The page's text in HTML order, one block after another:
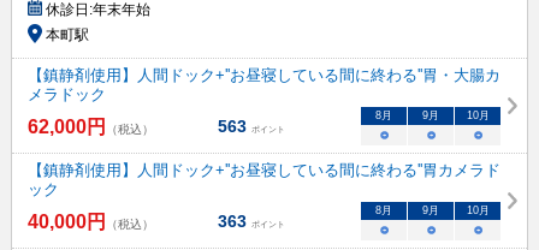
休診日:年末年始
本町駅
【鎮静剤使用】人間ドック+''お昼寝している間に終わる''胃・大腸カ
メラドック
62,000円 （税込） 563 ポイント
8月 9月 10月
○ ○ ○
【鎮静剤使用】人間ドック+''お昼寝している間に終わる''胃カメラド
ック
40,000円 （税込） 363 ポイント
8月 9月 10月
○ ○ ○